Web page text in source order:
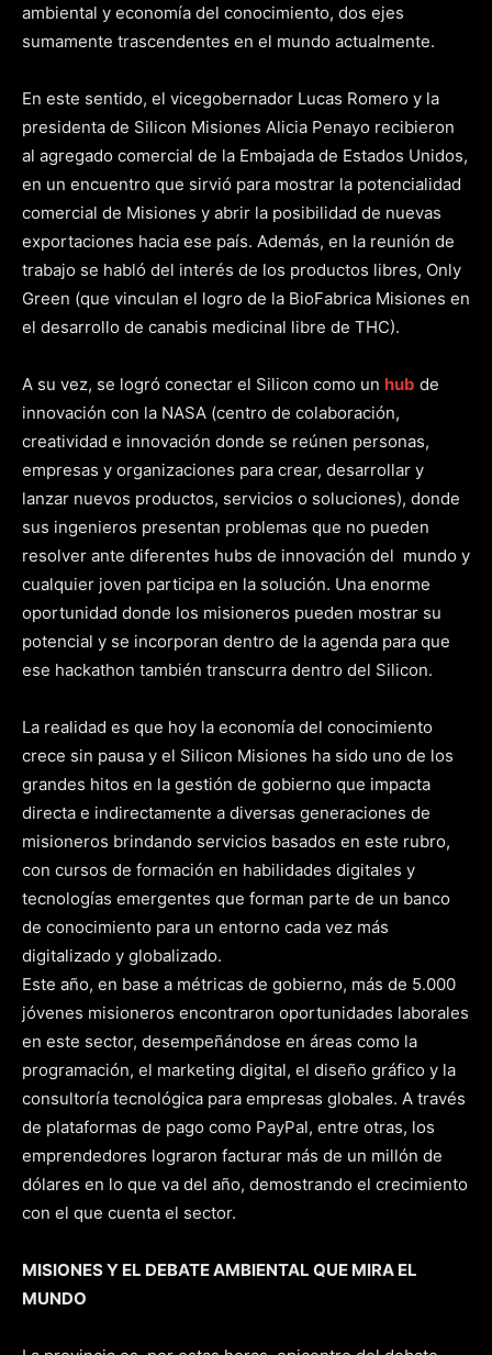
ambiental y economía del conocimiento, dos ejes
sumamente trascendentes en el mundo actualmente.
En este sentido, el vicegobernador Lucas Romero y la
presidenta de Silicon Misiones Alicia Penayo recibieron
al agregado comercial de la Embajada de Estados Unidos,
en un encuentro que sirvió para mostrar la potencialidad
comercial de Misiones y abrir la posibilidad de nuevas
exportaciones hacia ese país. Además, en la reunión de
trabajo se habló del interés de los productos libres, Only
Green (que vinculan el logro de la BioFabrica Misiones en
el desarrollo de canabis medicinal libre de THC).
A su vez, se logró conectar el Silicon como un hub de
innovación con la NASA (centro de colaboración,
creatividad e innovación donde se reúnen personas,
empresas y organizaciones para crear, desarrollar y
lanzar nuevos productos, servicios o soluciones), donde
sus ingenieros presentan problemas que no pueden
resolver ante diferentes hubs de innovación del mundo y
cualquier joven participa en la solución. Una enorme
oportunidad donde los misioneros pueden mostrar su
potencial y se incorporan dentro de la agenda para que
ese hackathon también transcurra dentro del Silicon.
La realidad es que hoy la economía del conocimiento
crece sin pausa y el Silicon Misiones ha sido uno de los
grandes hitos en la gestión de gobierno que impacta
directa e indirectamente a diversas generaciones de
misioneros brindando servicios basados en este rubro,
con cursos de formación en habilidades digitales y
tecnologías emergentes que forman parte de un banco
de conocimiento para un entorno cada vez más
digitalizado y globalizado.
Este año, en base a métricas de gobierno, más de 5.000
jóvenes misioneros encontraron oportunidades laborales
en este sector, desempeñándose en áreas como la
programación, el marketing digital, el diseño gráfico y la
consultoría tecnológica para empresas globales. A través
de plataformas de pago como PayPal, entre otras, los
emprendedores lograron facturar más de un millón de
dólares en lo que va del año, demostrando el crecimiento
con el que cuenta el sector.
MISIONES Y EL DEBATE AMBIENTAL QUE MIRA EL
MUNDO